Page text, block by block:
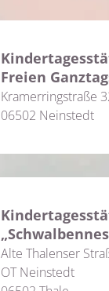
Freien
Kramerringstraße
06502 Neinstedt
Alte Thalenser
OT Neinstedt